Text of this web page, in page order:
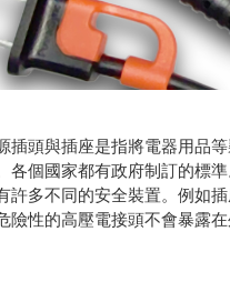
插頭與插座是指將電器用品
各個國家都有政府制訂的標
許多不同的安全裝置。例如
險性的高壓電接頭不會暴露